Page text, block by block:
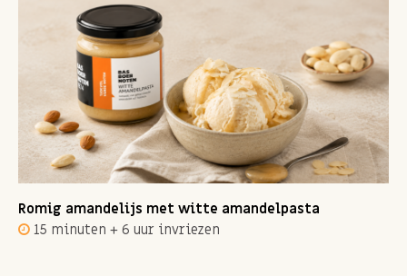
Romig amandelijs met witte amandelpasta
15 minuten + 6 uur invriezen